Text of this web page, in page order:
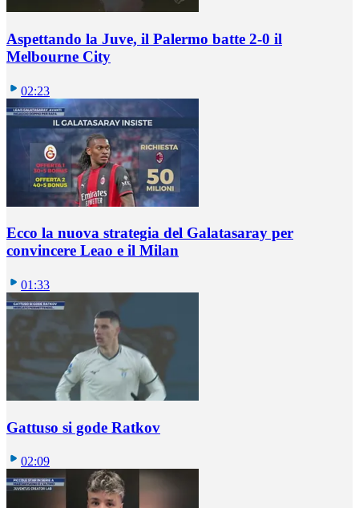
Aspettando la Juve, il Palermo batte 2-0 il
Melbourne City
02:23
Ecco la nuova strategia del Galatasaray per
convincere Leao e il Milan
01:33
Gattuso si gode Ratkov
02:09